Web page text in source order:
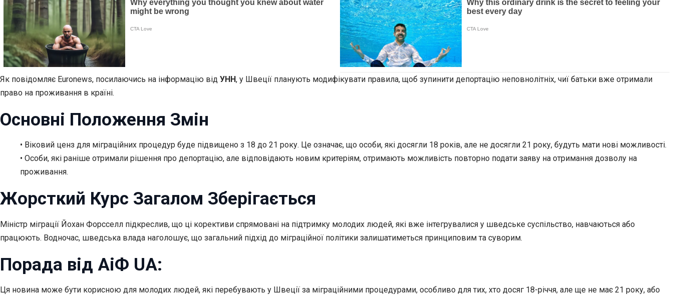
Як повідомляє Euronews, посилаючись на інформацію від УНН, у Швеції планують модифікувати правила, щоб зупинити депортацію неповнолітніх, чиї батьки вже отримали
право на проживання в країні.
Основні Положення Змін
• Віковий ценз для міграційних процедур буде підвищено з 18 до 21 року. Це означає, що особи, які досягли 18 років, але не досягли 21 року, будуть мати нові можливості.
• Особи, які раніше отримали рішення про депортацію, але відповідають новим критеріям, отримають можливість повторно подати заяву на отримання дозволу на
проживання.
Жорсткий Курc Загалом Зберігається
Міністр міграції Йохан Форсселл підкреслив, що ці корективи спрямовані на підтримку молодих людей, які вже інтегрувалися у шведське суспільство, навчаються або
працюють. Водночас, шведська влада наголошує, що загальний підхід до міграційної політики залишатиметься принциповим та суворим.
Порада від АіФ UA:
Ця новина може бути корисною для молодих людей, які перебувають у Швеції за міграційними процедурами, особливо для тих, хто досяг 18-річчя, але ще не має 21 року, або